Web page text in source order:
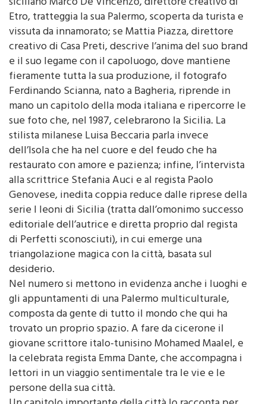
Etro, tratteggia la sua Palermo, scoperta da turista e
vissuta da innamorato; se Mattia Piazza, direttore
creativo di Casa Preti, descrive l’anima del suo brand
e il suo legame con il capoluogo, dove mantiene
fieramente tutta la sua produzione, il fotografo
Ferdinando Scianna, nato a Bagheria, riprende in
mano un capitolo della moda italiana e ripercorre le
sue foto che, nel 1987, celebrarono la Sicilia. La
stilista milanese Luisa Beccaria parla invece
dell’Isola che ha nel cuore e del feudo che ha
restaurato con amore e pazienza; infine, l’intervista
alla scrittrice Stefania Auci e al regista Paolo
Genovese, inedita coppia reduce dalle riprese della
serie I leoni di Sicilia (tratta dall’omonimo successo
editoriale dell’autrice e diretta proprio dal regista
di Perfetti sconosciuti), in cui emerge una
triangolazione magica con la città, basata sul
desiderio.
Nel numero si mettono in evidenza anche i luoghi e
gli appuntamenti di una Palermo multiculturale,
composta da gente di tutto il mondo che qui ha
trovato un proprio spazio. A fare da cicerone il
giovane scrittore italo-tunisino Mohamed Maalel, e
la celebrata regista Emma Dante, che accompagna i
lettori in un viaggio sentimentale tra le vie e le
persone della sua città.